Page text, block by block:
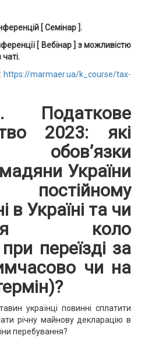
[ Семінар ].
[ Вебінар ] з можливістю
https://marmaer.ua/k_course/tax-
2023: які
обов’язки
України
в Україні та чи
коло
при переїзді за
чи на
українці повинні сплатити
річну майнову декларацію в
перебування?